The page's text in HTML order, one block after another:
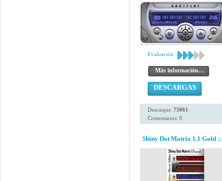
Evaluación:
Más información…
DESCARGAS
Descargas: 75061
Comentarios: 0
Shiny Dot Matrix 1.1 Gold